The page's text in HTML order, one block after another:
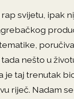
svijetu, ipak
nešto u
taj trenutak
riječ. Nadam se